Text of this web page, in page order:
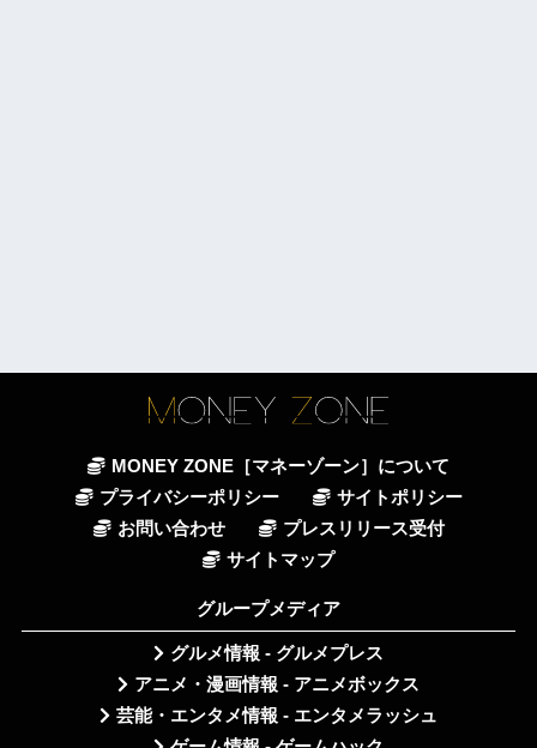
MONEY ZONE［マネーゾーン］について
プライバシーポリシー
サイトポリシー
お問い合わせ
プレスリリース受付
サイトマップ
グループメディア
グルメ情報 - グルメプレス
アニメ・漫画情報 - アニメボックス
芸能・エンタメ情報 - エンタメラッシュ